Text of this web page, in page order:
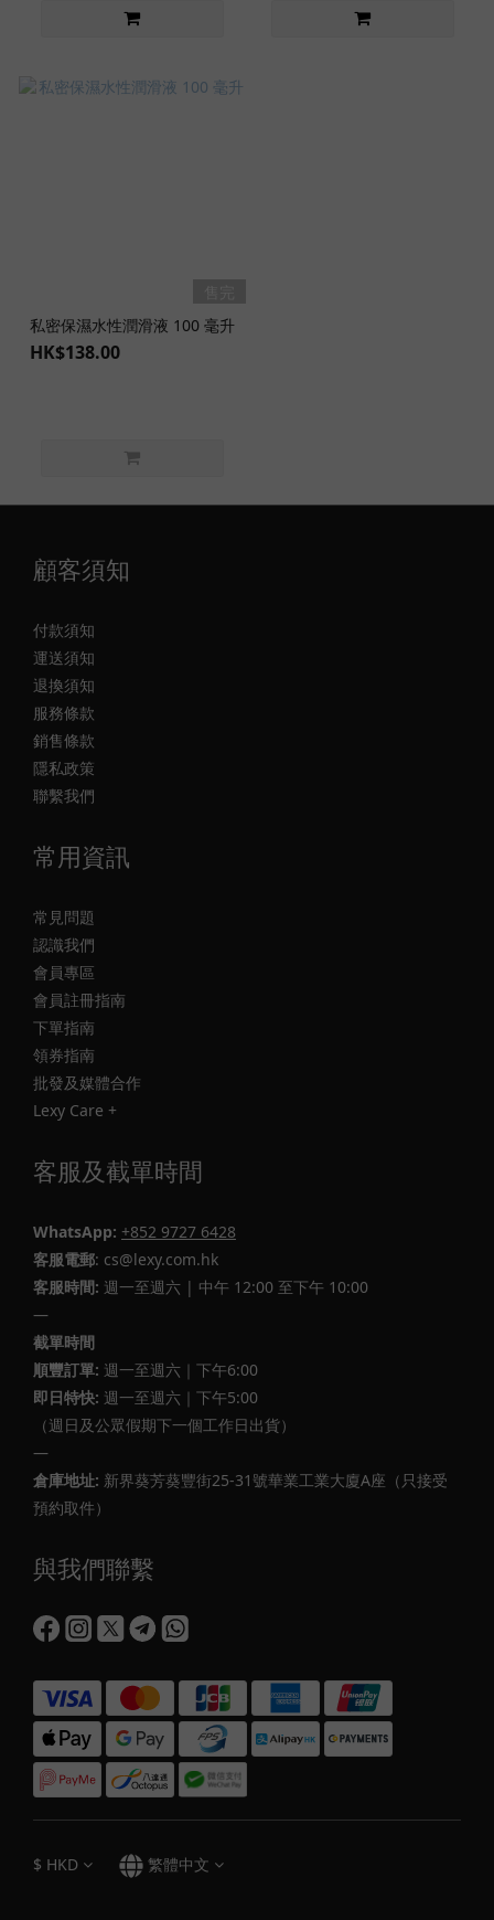
私密保濕水性潤滑液 100 毫升
HK$138.00
顧客須知
付款須知
運送須知
退換須知
服務條款
銷售條款
隱私政策
聯繫我們
常用資訊
常見問題
認識我們
會員專區
會員註冊指南
下單指南
領券指南
批發及媒體合作
Lexy Care +
客服及截單時間
WhatsApp: +852 9727 6428
客服電郵: cs@lexy.com.hk
客服時間: 週一至週六 | 中午 12:00 至下午 10:00
—
截單時間
順豐訂單: 週一至週六｜下午6:00
即日特快: 週一至週六｜下午5:00
（週日及公眾假期下一個工作日出貨）
—
倉庫地址: 新界葵芳葵豐街25-31號華業工業大廈A座（只接受
預約取件）
與我們聯繫
$ HKD 繁體中文